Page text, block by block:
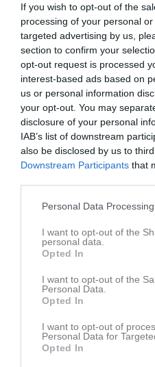
If you wish to opt-out of the
processing of your personal
targeted advertising by us,
section to confirm your
opt-out request is processed
interest-based ads based on
us or personal information
your opt-out. You may
disclosure of your personal
IAB’s list of downstream
also be disclosed by us to
Downstream Participants that
Personal Data
I want to opt-out of the
personal data.
Opted In
I want to opt-out of the
Personal Data.
Opted In
I want to opt-out of
Personal Data for
Opted In
SIF Drive-In-Bingo 260713
6 jul
SIF Drive-In Bingo 260706
Senast uppladdade video